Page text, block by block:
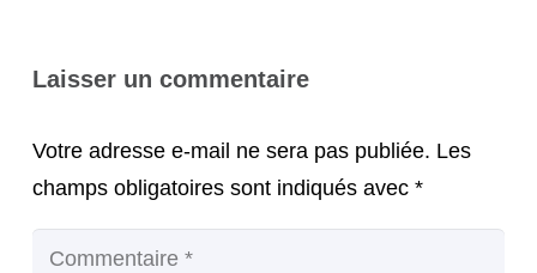
Laisser un commentaire
Votre adresse e-mail ne sera pas publiée. Les
champs obligatoires sont indiqués avec *